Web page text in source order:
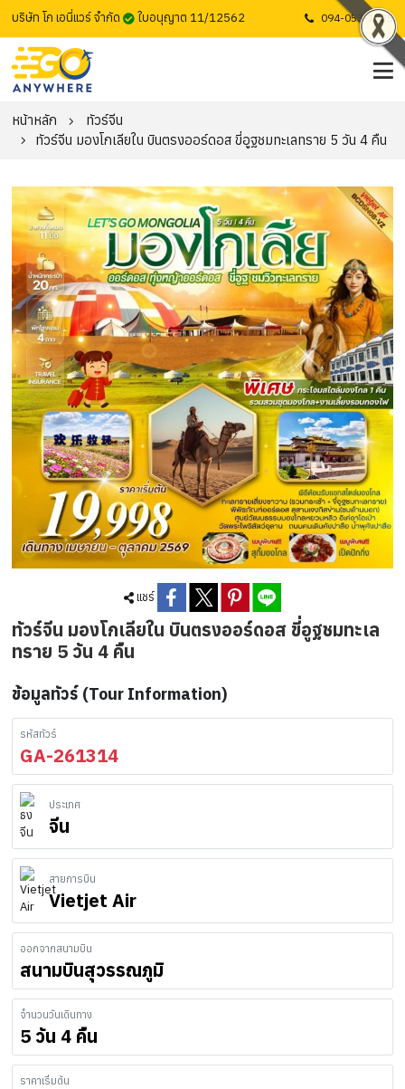
บริษัท โก เอนี่แวร์ จำกัด ใบอนุญาต 11/12562 094-053-1725
หน้าหลัก
ทัวร์จีน
ทัวร์จีน มองโกเลียใน บินตรงออร์ดอส ขี่อูฐชมทะเลทราย 5 วัน 4 คืน
แชร์
ทัวร์จีน มองโกเลียใน บินตรงออร์ดอส ขี่อูฐชมทะเล
ทราย 5 วัน 4 คืน
ข้อมูลทัวร์ (Tour Information)
รหัสทัวร์
GA-261314
ประเทศ
จีน
สายการบิน
Vietjet Air
ออกจากสนามบิน
สนามบินสุวรรณภูมิ
จำนวนวันเดินทาง
5 วัน 4 คืน
ราคาเริ่มต้น